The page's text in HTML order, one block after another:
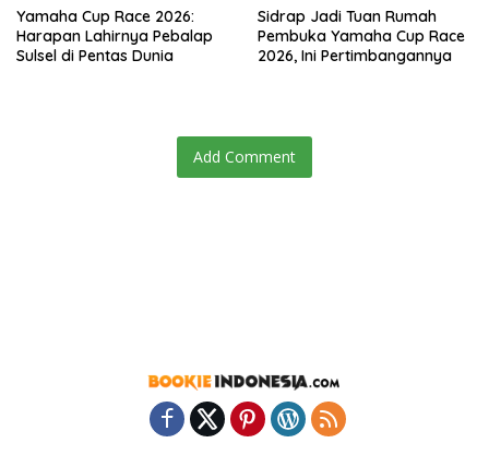
Yamaha Cup Race 2026:
Harapan Lahirnya Pebalap
Sulsel di Pentas Dunia
Sidrap Jadi Tuan Rumah
Pembuka Yamaha Cup Race
2026, Ini Pertimbangannya
Add Comment